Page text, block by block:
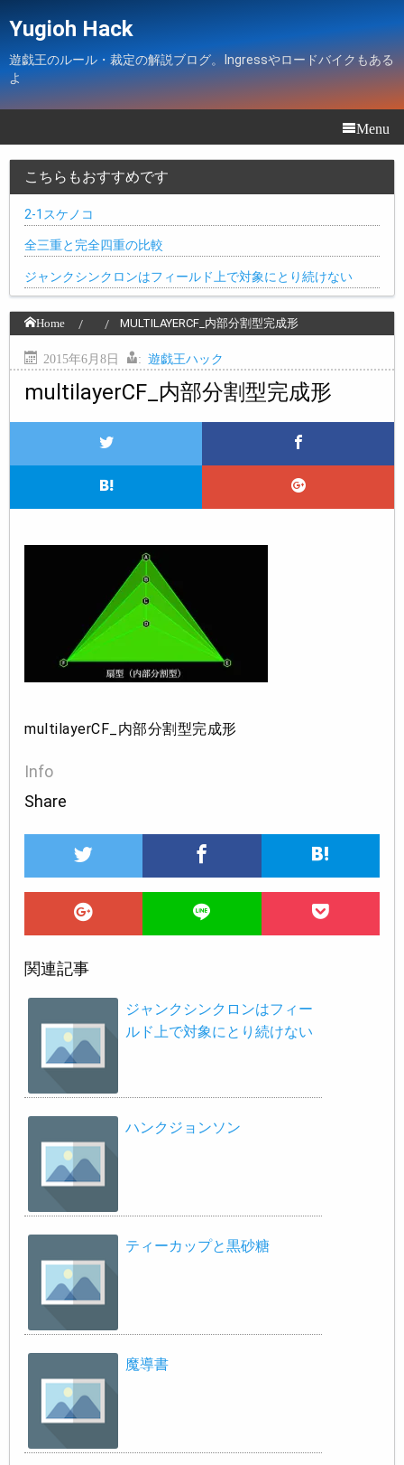
Yugioh Hack
遊戯王のルール・裁定の解説ブログ。Ingressやロードバイクもある
よ
Menu
こちらもおすすめです
2-1スケノコ
全三重と完全四重の比較
ジャンクシンクロンはフィールド上で対象にとり続けない
Home MULTILAYERCF_内部分割型完成形
2015年6月8日 : 遊戯王ハック
multilayerCF_内部分割型完成形
multilayerCF_内部分割型完成形
Info
Share
関連記事
ジャンクシンクロンはフィー
ルド上で対象にとり続けない
ハンクジョンソン
ティーカップと黒砂糖
魔導書